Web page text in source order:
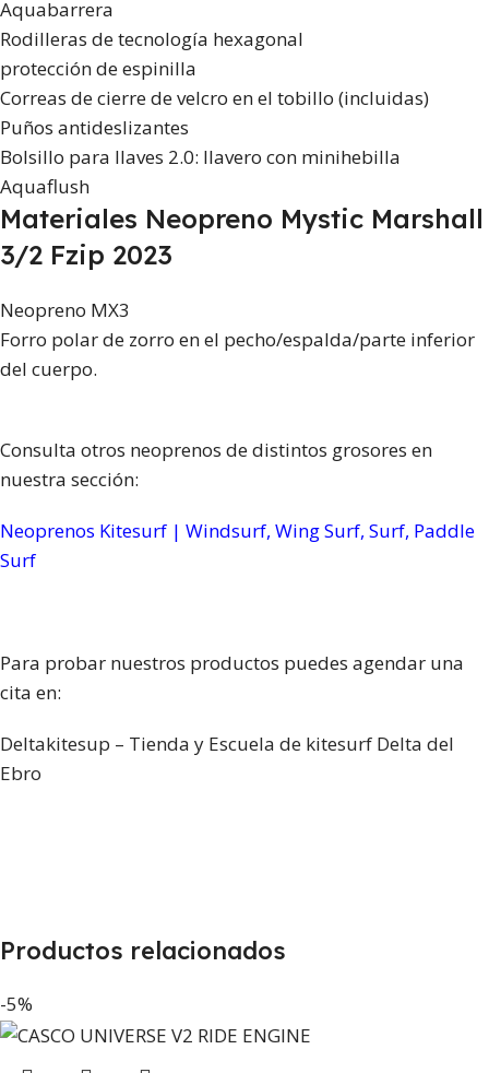
Aquabarrera
Rodilleras de tecnología hexagonal
protección de espinilla
Correas de cierre de velcro en el tobillo (incluidas)
Puños antideslizantes
Bolsillo para llaves 2.0: llavero con minihebilla
Aquaflush
Materiales Neopreno Mystic Marshall
3/2 Fzip 2023
Neopreno MX3
Forro polar de zorro en el pecho/espalda/parte inferior
del cuerpo.
Consulta otros neoprenos de distintos grosores en
nuestra sección:
Neoprenos Kitesurf | Windsurf, Wing Surf, Surf, Paddle
Surf
Para probar nuestros productos puedes agendar una
cita en:
Deltakitesup – Tienda y Escuela de kitesurf Delta del
Ebro
Productos relacionados
-5%